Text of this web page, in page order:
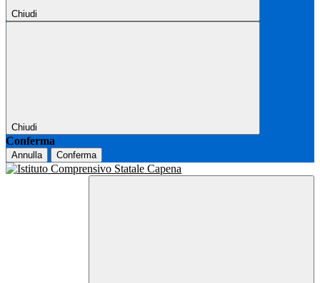
Chiudi
Chiudi
Conferma
Annulla Conferma